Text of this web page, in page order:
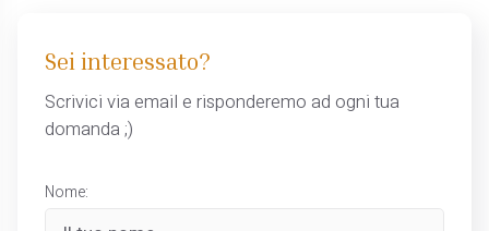
Sei interessato?
Scrivici via email e risponderemo ad ogni tua
domanda ;)
Nome: